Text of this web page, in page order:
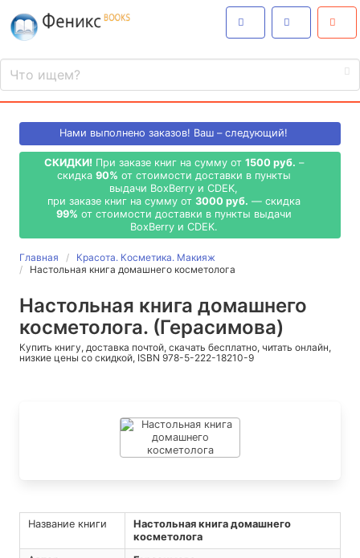
Нами выполнено заказов! Ваш – следующий!
СКИДКИ! При заказе книг на сумму от 1500 руб. –
скидка 90% от стоимости доставки в пункты
выдачи BoxBerry и CDEK,
при заказе книг на сумму от 3000 руб. — скидка
99% от стоимости доставки в пункты выдачи
BoxBerry и CDEK.
Главная
Красота. Косметика. Макияж
Настольная книга домашнего косметолога
Настольная книга домашнего
косметолога. (Герасимова)
Купить книгу, доставка почтой, скачать бесплатно, читать онлайн,
низкие цены со скидкой, ISBN 978-5-222-18210-9
Название книги
Настольная книга домашнего
косметолога